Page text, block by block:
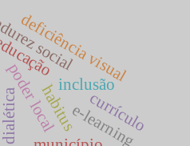
deficiência visual
inclusão
e-learning
habitus
dialética
social
poder local currículo